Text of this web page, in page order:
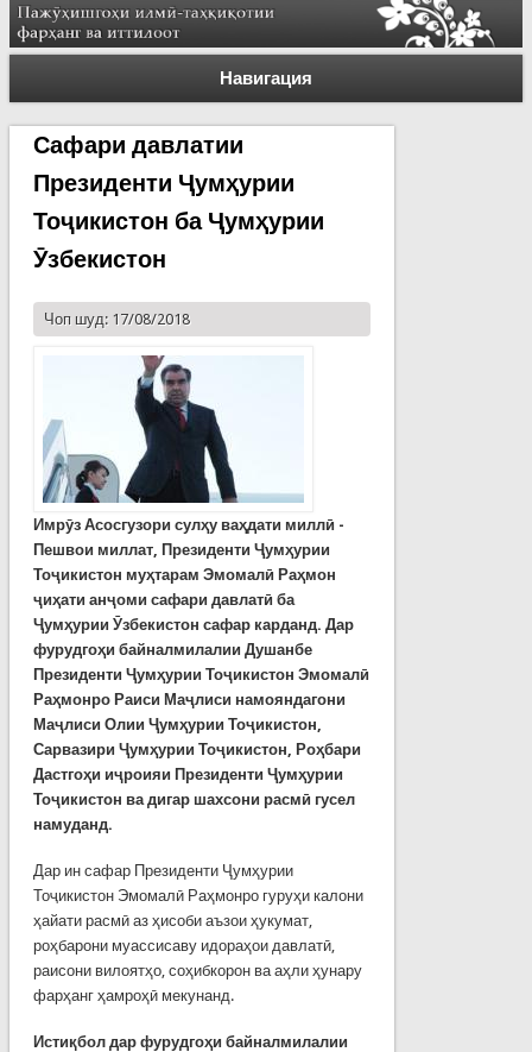
Навигация
Сафари давлатии
Президенти Ҷумҳурии
Тоҷикистон ба Ҷумҳурии
Ӯзбекистон
Чоп шуд: 17/08/2018
Имрӯз Асосгузори сулҳу ваҳдати миллӣ -
Пешвои миллат, Президенти Ҷумҳурии
Тоҷикистон муҳтарам Эмомалӣ Раҳмон
ҷиҳати анҷоми сафари давлатӣ ба
Ҷумҳурии Ӯзбекистон сафар карданд. Дар
фурудгоҳи байналмилалии Душанбе
Президенти Ҷумҳурии Тоҷикистон Эмомалӣ
Раҳмонро Раиси Маҷлиси намояндагони
Маҷлиси Олии Ҷумҳурии Тоҷикистон,
Сарвазири Ҷумҳурии Тоҷикистон, Роҳбари
Дастгоҳи иҷроияи Президенти Ҷумҳурии
Тоҷикистон ва дигар шахсони расмӣ гусел
намуданд.
Дар ин сафар Президенти Ҷумҳурии
Тоҷикистон Эмомалӣ Раҳмонро гуруҳи калони
ҳайати расмӣ аз ҳисоби аъзои ҳукумат,
роҳбарони муассисаву идораҳои давлатӣ,
раисони вилоятҳо, соҳибкорон ва аҳли ҳунару
фарҳанг ҳамроҳӣ мекунанд.
Истиқбол дар фурудгоҳи байналмилалии